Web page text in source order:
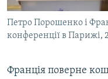
СВІДЧЕННЯ ОКУПАЦІЇ
УКРАЇНСЬКА ПРОБЛЕМА
Qırımtatar
Петро Порошенко і
конференції в Парижі,
Франція поверне